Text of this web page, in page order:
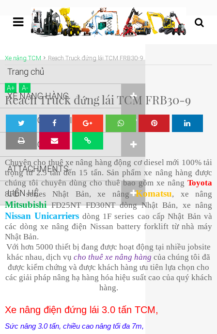
Xe nâng TCM Reach Truck đứng lái TCM FRB30-9
A+ A-
Reach Truck đứng lái TCM FRB30-9
eet
Sha
re
Sha
re
re
re
Chuyên cho thuê xe nâng hàng động cơ diesel mới 100% tải
trọng từ 2.5 tấn đến 15 tấn. Sản phẩm xe nâng hàng được
chúng tôi chuyên dùng cho thuê bao gồm xe nâng Toyota
8FD series Nhật Bản, xe nângKomatsu, xe nâng
Mitsubishi FD25NT FD30NT dòng Nhật Bản, xe nâng
Nissan Unicarriers dòng 1F series cao cấp Nhật Bản và
các dòng xe nâng điện Nissan battery forklift từ nhà máy
Nhật Bản.
Với hơn 5000 thiết bị đang được hoạt động tại nhiều jobsite
khác nhau, dịch vụ cho thuê xe nâng hàng của chúng tôi đã
được kiểm chứng và được khách hàng ưu tiên lựa chọn cho
các giải pháp nâng hạ hàng hóa hiệu suất cao của quý khách
hàng.
Xe nâng điện đứng lái 3.0 tấn TCM,
Sức nâng 3.0 tấn, chiều cao nâng tối đa 7m,
undefined
Trang chủ
XE NÂNG HÀNG
XE NÂNG NGƯỜI
XE NÂNG KHÁC
ATTACHMENTS
LIÊN HỆ